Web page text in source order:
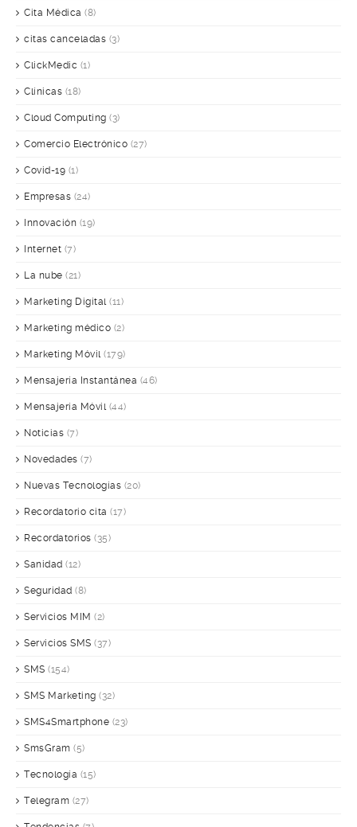
Cita Médica (8)
citas canceladas (3)
ClickMedic (1)
Clínicas (18)
Cloud Computing (3)
Comercio Electrónico (27)
Covid-19 (1)
Empresas (24)
Innovación (19)
Internet (7)
La nube (21)
Marketing Digital(11)
Marketing médico (2)
Marketing Móvil(179)
Mensajería Instantánea (46)
Mensajería Móvil(44)
Noticias (7)
Novedades (7)
Nuevas Tecnologías (20)
Recordatorio cita (17)
Recordatorios (35)
Sanidad (12)
Seguridad (8)
Servicios MIM (2)
Servicios SMS (37)
SMS (154)
SMS Marketing (32)
SMS4Smartphone (23)
SmsGram (5)
Tecnología (15)
Telegram (27)